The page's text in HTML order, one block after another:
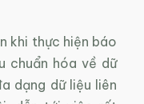
khi thực hiện báo
chuẩn hóa về dữ
dạng dữ liệu liên